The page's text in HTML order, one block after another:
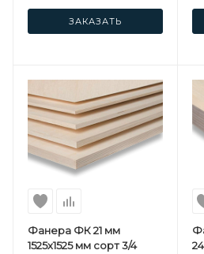
ЗАКАЗАТЬ
Фанера ФК 21 мм
1525х1525 мм сорт 3/4